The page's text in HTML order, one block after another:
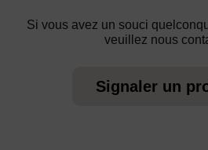
Si vous avez un souci
veuillez nous
Signaler un